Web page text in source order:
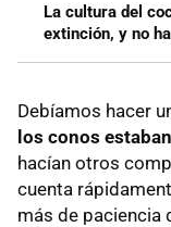
La cultura del
extinción, y no
Debíamos hacer
los conos
hacían otros
cuenta
más de paciencia